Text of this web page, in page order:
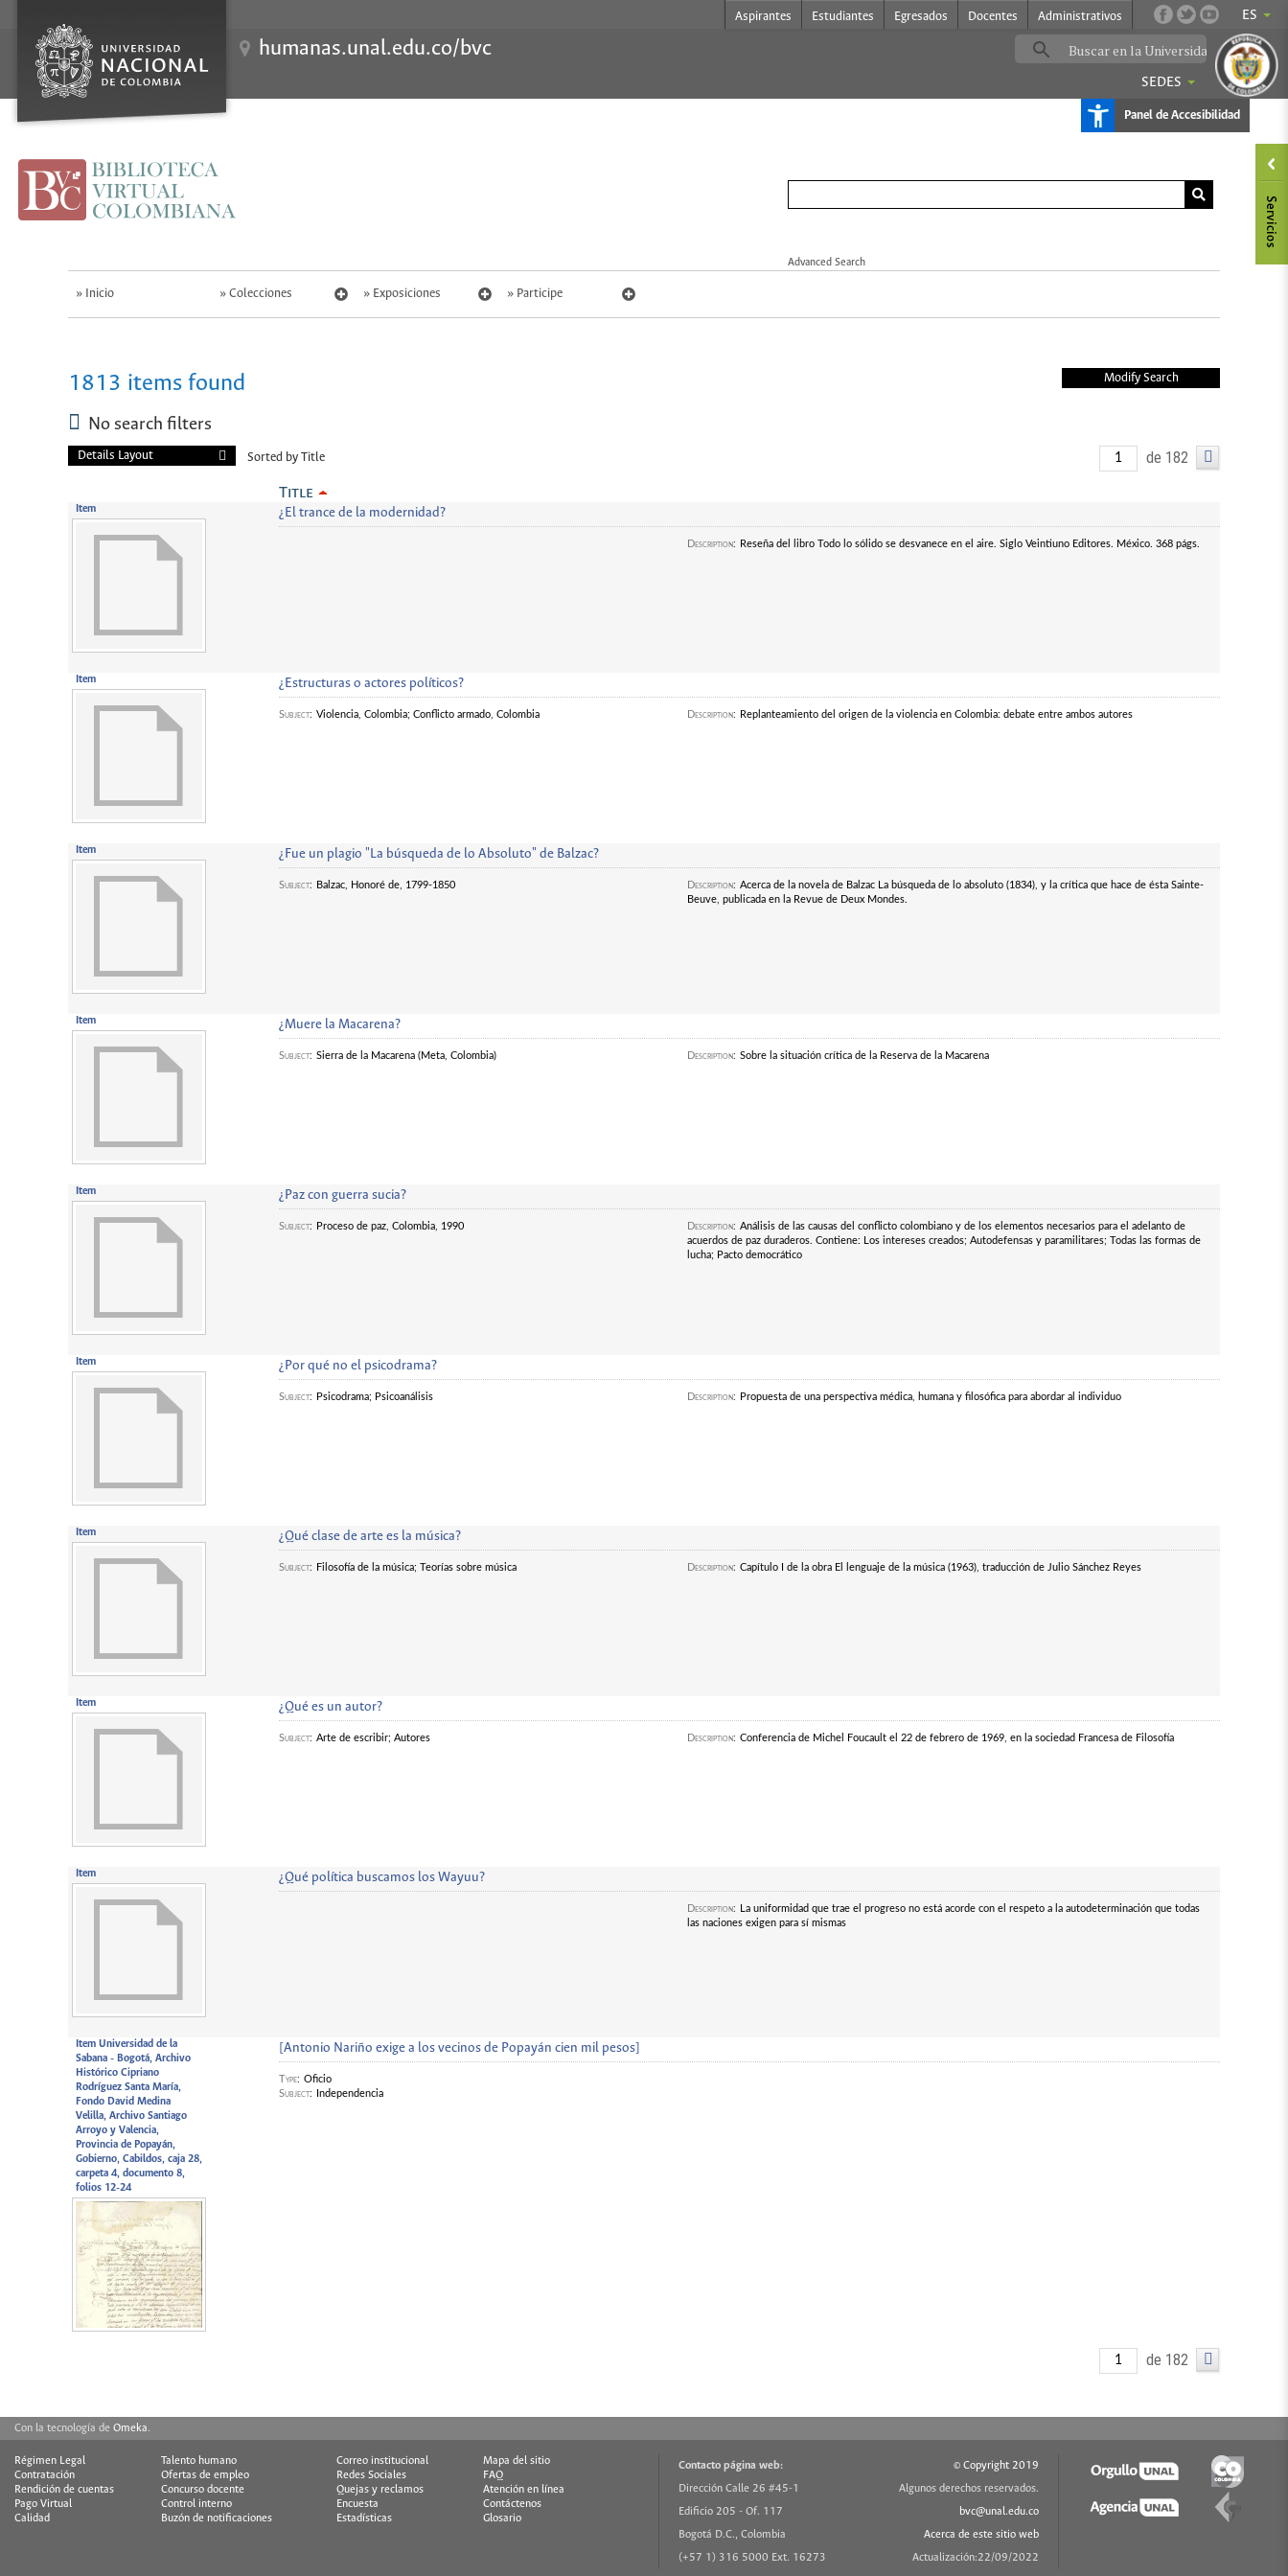
ES
Aspirantes Estudiantes Egresados Docentes Administrativos
humanas.unal.edu.co/bvc
SEDES
Panel de Accesibilidad
Advanced Search
Inicio Colecciones Exposiciones Participe
1813 items found Modify Search
No search filters
Details Layout Sorted by Title
de 182
Title
Item ¿El trance de la modernidad?
Description: Reseña del libro Todo lo sólido se desvanece en el aire. Siglo Veintiuno Editores. México. 368 págs.
Item ¿Estructuras o actores políticos?
Subject: Violencia, Colombia; Conflicto armado, Colombia Description: Replanteamiento del origen de la violencia en Colombia: debate entre ambos autores
Item ¿Fue un plagio "La búsqueda de lo Absoluto" de Balzac?
Subject: Balzac, Honoré de, 1799-1850 Description: Acerca de la novela de Balzac La búsqueda de lo absoluto (1834), y la crítica que hace de ésta Sainte-
Beuve, publicada en la Revue de Deux Mondes.
Item ¿Muere la Macarena?
Subject: Sierra de la Macarena (Meta, Colombia) Description: Sobre la situación crítica de la Reserva de la Macarena
Item ¿Paz con guerra sucia?
Subject: Proceso de paz, Colombia, 1990 Description: Análisis de las causas del conflicto colombiano y de los elementos necesarios para el adelanto de
acuerdos de paz duraderos. Contiene: Los intereses creados; Autodefensas y paramilitares; Todas las formas de
lucha; Pacto democrático
Item ¿Por qué no el psicodrama?
Subject: Psicodrama; Psicoanálisis Description: Propuesta de una perspectiva médica, humana y filosófica para abordar al individuo
Item ¿Qué clase de arte es la música?
Subject: Filosofía de la música; Teorías sobre música Description: Capítulo I de la obra El lenguaje de la música (1963), traducción de Julio Sánchez Reyes
Item ¿Qué es un autor?
Subject: Arte de escribir; Autores Description: Conferencia de Michel Foucault el 22 de febrero de 1969, en la sociedad Francesa de Filosofía
Item ¿Qué política buscamos los Wayuu?
Description:
La uniformidad que trae el progreso no está acorde con el respeto a la autodeterminación que todas
las naciones exigen para sí mismas
Item Universidad de la
Sabana - Bogotá, Archivo
Histórico Cipriano
Rodríguez Santa María,
Fondo David Medina
Velilla, Archivo Santiago
Arroyo y Valencia,
Provincia de Popayán,
Gobierno, Cabildos, caja 28,
carpeta 4, documento 8,
folios 12-24
[Antonio Nariño exige a los vecinos de Popayán cien mil pesos]
Type: Oficio
Subject: Independencia
de 182
Con la tecnología de Omeka.
Régimen Legal
Talento humano
Contratación
Ofertas de empleo
Rendición de cuentas
Concurso docente
Pago Virtual
Control interno
Calidad
Buzón de notificaciones
Correo institucional
Mapa del sitio
Redes Sociales
FAQ
Quejas y reclamos
Atención en línea
Encuesta
Contáctenos
Estadísticas
Glosario
Contacto página web:
Dirección Calle 26 #45-1
Edificio 205 - Of. 117
Bogotá D.C., Colombia
(+57 1) 316 5000 Ext. 16273
© Copyright 2019
Algunos derechos reservados.
bvc@unal.edu.co
Acerca de este sitio web
Actualización:22/09/2022